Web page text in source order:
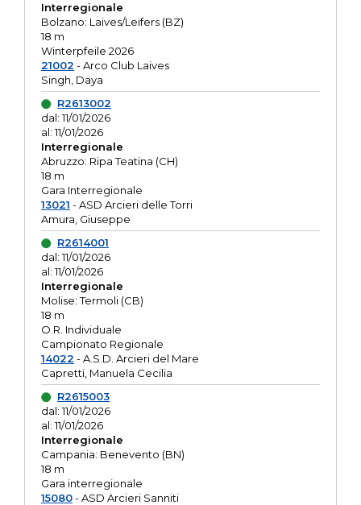
Interregionale
Bolzano: Laives/Leifers (BZ)
18 m
Winterpfeile 2026
21002 - Arco Club Laives
Singh, Daya
R2613002
dal: 11/01/2026
al: 11/01/2026
Interregionale
Abruzzo: Ripa Teatina (CH)
18 m
Gara Interregionale
13021 - ASD Arcieri delle Torri
Amura, Giuseppe
R2614001
dal: 11/01/2026
al: 11/01/2026
Interregionale
Molise: Termoli (CB)
18 m
O.R. Individuale
Campionato Regionale
14022 - A.S.D. Arcieri del Mare
Capretti, Manuela Cecilia
R2615003
dal: 11/01/2026
al: 11/01/2026
Interregionale
Campania: Benevento (BN)
18 m
Gara interregionale
15080- ASD Arcieri Sanniti